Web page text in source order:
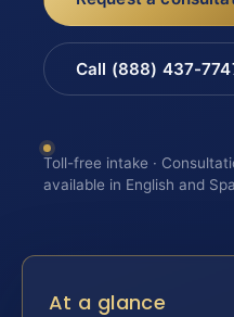
Call (888) 437-
Toll-free intake ·
available in English and
At a glance